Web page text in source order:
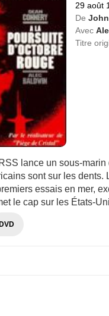
29 août
De
Avec
Titre
lance un sous-
sont sur les
essais en mer,
le cap sur les États-
DVD